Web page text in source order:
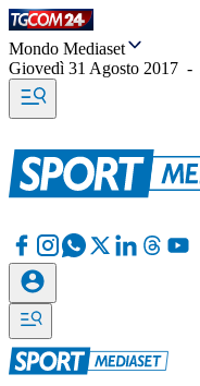
Mondo Mediaset
Giovedì 31 Agosto 2017 -